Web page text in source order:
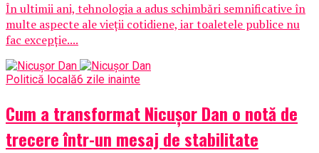
În ultimii ani, tehnologia a adus schimbări semnificative în
multe aspecte ale vieții cotidiene, iar toaletele publice nu
fac excepție....
Politică locală6 zile inainte
Cum a transformat Nicușor Dan o notă de
trecere într-un mesaj de stabilitate